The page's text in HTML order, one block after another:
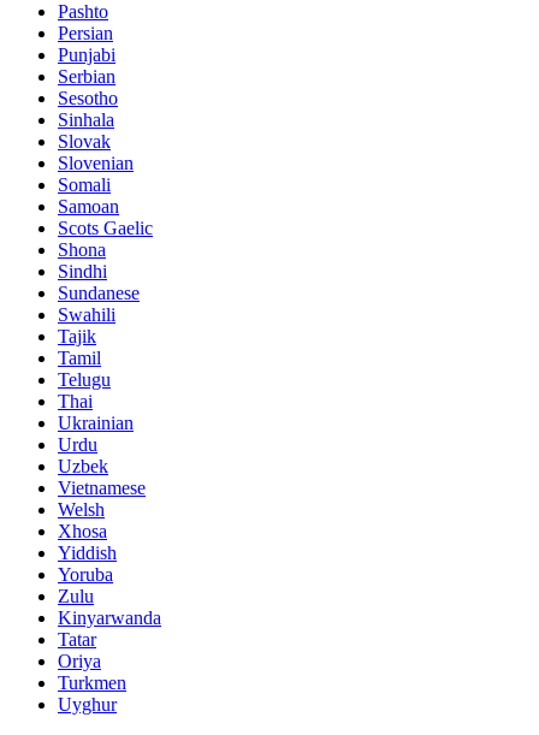
Pashto
Persian
Punjabi
Serbian
Sesotho
Sinhala
Slovak
Slovenian
Somali
Samoan
Scots Gaelic
Shona
Sindhi
Sundanese
Swahili
Tajik
Tamil
Telugu
Thai
Ukrainian
Urdu
Uzbek
Vietnamese
Welsh
Xhosa
Yiddish
Yoruba
Zulu
Kinyarwanda
Tatar
Oriya
Turkmen
Uyghur